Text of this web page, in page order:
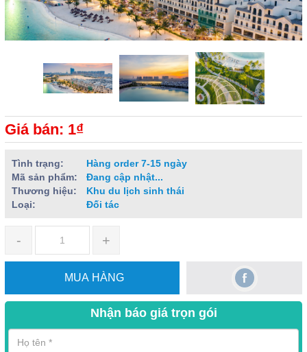
Giá bán: 1₫
Tình trạng:
Hàng order 7-15 ngày
Mã sản phẩm:
Đang cập nhật...
Thương hiệu:
Khu du lịch sinh thái
Loại:
Đối tác
- +
MUA HÀNG
Nhận báo giá trọn gói